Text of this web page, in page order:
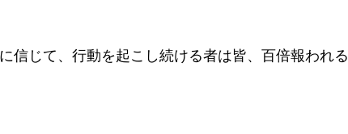
信じて、行動を起こし続ける者は皆、百倍報われる